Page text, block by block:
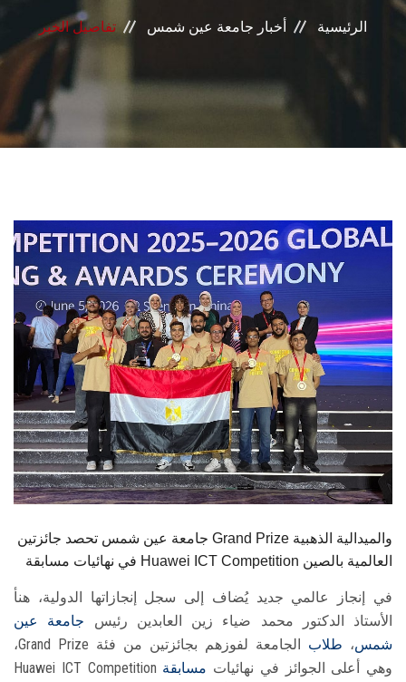
المراكز والوحدات
الأنظمة الذكية
الإعلام
الطلاب
هيئة التدريس
الدراسات العليا
الخريجين
الموظفون
الزائـرون
الرئيسية أخبار جامعة عين شمس تفاصيل الخبر
جامعة عين شمس تحصد جائزتين Grand Prize والميدالية الذهبية
في نهائيات مسابقة Huawei ICT Competition العالمية بالصين
في إنجاز عالمي جديد يُضاف إلى سجل إنجازاتها الدولية، هنأ
الأستاذ الدكتور محمد ضياء زين العابدين رئيس جامعة عين
شمس، طلاب
الجامعة لفوزهم بجائزتين من فئة Grand Prize،
وهي أعلى الجوائز في نهائيات مسابقة Huawei ICT Competition